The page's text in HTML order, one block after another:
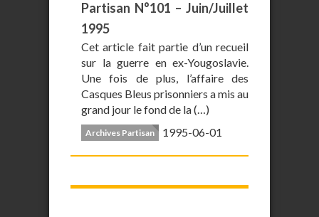
Partisan N°101 – Juin/Juillet
1995
Cet article fait partie d’un recueil
sur la guerre en ex-Yougoslavie.
Une fois de plus, l’affaire des
Casques Bleus prisonniers a mis au
grand jour le fond de la (…)
Archives Partisan 1995-06-01